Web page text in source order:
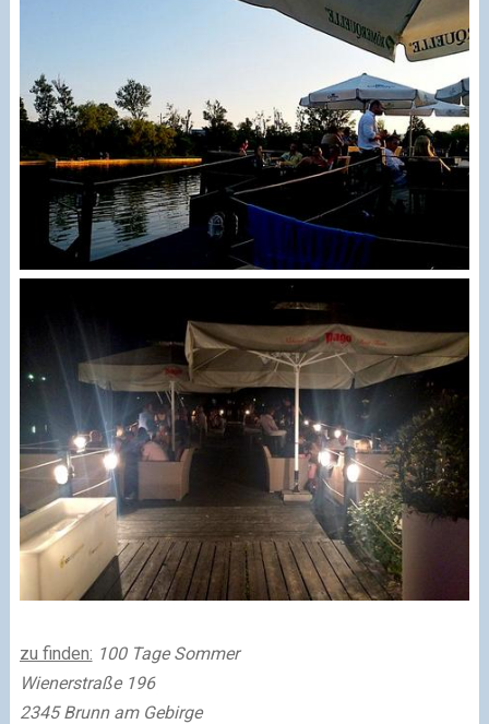
zu finden: 100 Tage Sommer
Wienerstraße 196
2345 Brunn am Gebirge